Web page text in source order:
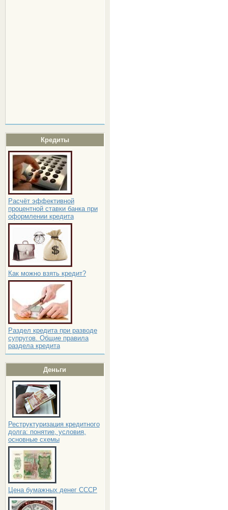
Кредиты
Расчёт эффективной
процентной ставки банка при
оформлении кредита
Как можно взять кредит?
Раздел кредита при разводе
супругов. Общие правила
раздела кредита
Деньги
Реструктуризация кредитного
долга: понятие, условия,
основные схемы
Цена бумажных денег СССР